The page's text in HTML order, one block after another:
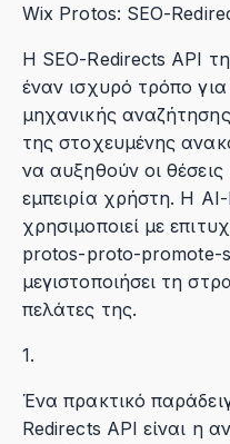
Wix Protos: SEO-
Η SEO-Redirects API
έναν ισχυρό τρόπο
μηχανικής
της στοχευμένης
να αυξηθούν οι θέσεις
εμπειρία χρήστη. Η
χρησιμοποιεί με
protos-proto-promote-
μεγιστοποιήσει τη
πελάτες της.
1.
Ένα πρακτικό
Redirects API είναι η